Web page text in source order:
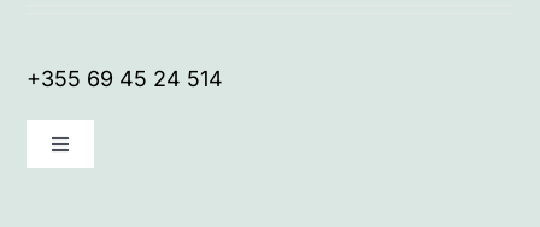
+355 69 45 24 514
Toggle